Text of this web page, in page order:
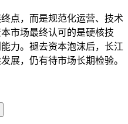
点，而是规范化运营、技术
市场最终认可的是硬核技
力。褪去资本泡沫后，长江
展，仍有待市场长期检验。